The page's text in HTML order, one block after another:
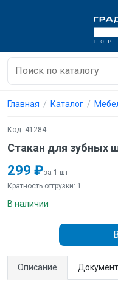
Главная Каталог
Код: 41284
Стакан для зубных
299 ₽за 1 шт
Кратность отгрузки: 1
В наличии
Описание